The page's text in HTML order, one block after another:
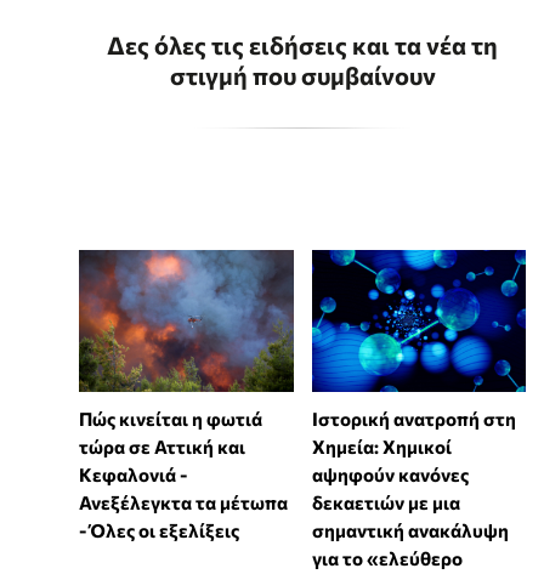
Δες όλες τις ειδήσεις και τα νέα τη
στιγμή που συμβαίνουν
Πώς κινείται η φωτιά
τώρα σε Αττική και
Κεφαλονιά -
Ανεξέλεγκτα τα μέτωπα
- Όλες οι εξελίξεις
Ιστορική ανατροπή στη
Χημεία: Χημικοί
αψηφούν κανόνες
δεκαετιών με μια
σημαντική ανακάλυψη
για το «ελεύθερο